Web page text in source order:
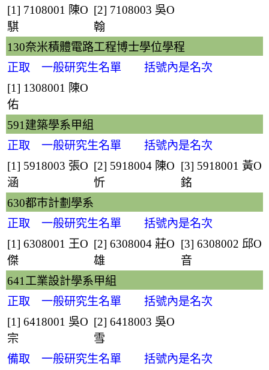
[1] 7108001 陳O
騏
[2] 7108003 吳O
翰
130奈米積體電路工程博士學位學程
正取 一般研究生名單 括號內是名次
[1] 1308001 陳O
佑
591建築學系甲組
正取 一般研究生名單 括號內是名次
[1] 5918003 張O
涵
[2] 5918004 陳O
忻
[3] 5918001 黃O
銘
630都巿計劃學系
正取 一般研究生名單 括號內是名次
[1] 6308001 王O
傑
[2] 6308004 莊O
雄
[3] 6308002 邱O
音
641工業設計學系甲組
正取 一般研究生名單 括號內是名次
[1] 6418001 吳O
宗
[2] 6418003 吳O
雪
備取 一般研究生名單 括號內是名次